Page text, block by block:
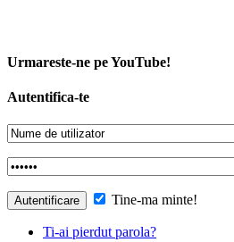
Urmareste-ne pe YouTube!
Autentifica-te
Tine-ma minte!
Ti-ai pierdut parola?